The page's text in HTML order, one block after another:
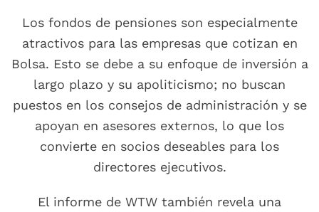
Los fondos de pensiones son especialmente
atractivos para las empresas que cotizan en
Bolsa. Esto se debe a su enfoque de inversión a
largo plazo y su apoliticismo; no buscan
puestos en los consejos de administración y se
apoyan en asesores externos, lo que los
convierte en socios deseables para los
directores ejecutivos.
El informe de WTW también revela una